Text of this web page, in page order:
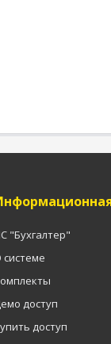
"Бухгалтер"
системе
доступ
доступ